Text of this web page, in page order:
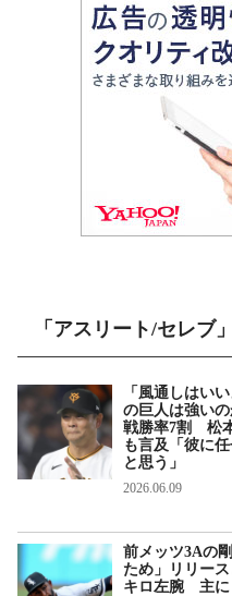
「アスリート/セレブ
「風通しはい
の巨人は強い
戦勝率7割 松
も言及「彼に
と思う」
2026.06.09
前メッツ3Aの
ため」リリー
キロ左腕 主に